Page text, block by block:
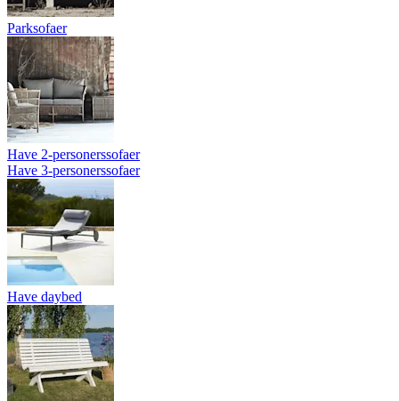
Parksofaer
Have 2-personerssofaer
Have 3-personerssofaer
Have daybed